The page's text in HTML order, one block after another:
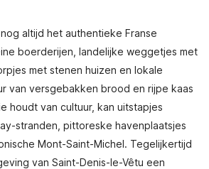
altijd het authentieke Franse
boerderijen, landelijke weggetjes met
met stenen huizen en lokale
van versgebakken brood en rijpe kaas
houdt van cultuur, kan uitstapjes
stranden, pittoreske havenplaatsjes
Mont-Saint-Michel. Tegelijkertijd
van Saint-Denis-le-Vêtu een